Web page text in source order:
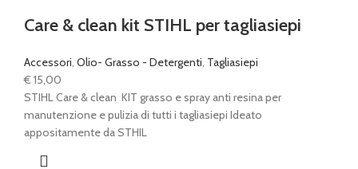
Care & clean kit STIHL per tagliasiepi
Accessori, Olio- Grasso - Detergenti, Tagliasiepi
€ 15,00
STIHL Care & clean KIT grasso e spray anti resina per
manutenzione e pulizia di tutti i tagliasiepi Ideato
appositamente da STHIL